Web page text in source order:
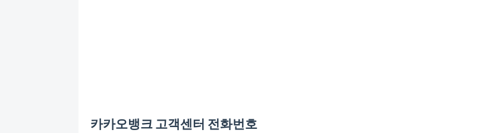
카카오뱅크 고객센터 전화번호